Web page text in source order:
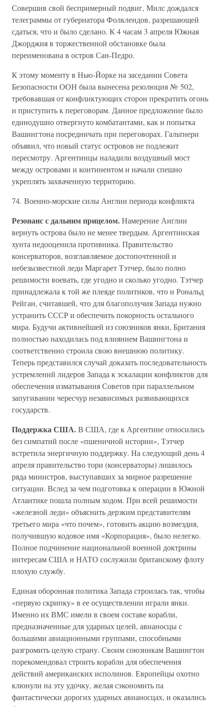
Совершив свой беспримерный подвиг, Милс дождался
телеграммы от губернатора Фолклендов, разрешающей
сдаться, что и было сделано. К 4 часам 3 апреля Южная
Джорджия в торжественной обстановке была
переименована в остров Сан-Педро.
К этому моменту в Нью-Йорке на заседании Совета
Безопасности ООН была вынесена резолюция № 502,
требовавшая от конфликтующих сторон прекратить огонь
и приступить к переговорам. Данное предложение было
единодушно отвергнуто комбатантами, как и попытка
Вашингтона посредничать при переговорах. Гальтиери
объявил, что новый статус островов не подлежит
пересмотру. Аргентинцы наладили воздушный мост
между островами и континентом и начали спешно
укреплять захваченную территорию.
74. Военно-морские силы Англии периода конфликта
Резонанс с дальним прицелом.Намерение Англии
вернуть острова было не менее твердым. Аргентинская
хунта недооценила противника. Правительство
консерваторов, возглавляемое достопочтенной и
небезызвестной леди Маргарет Тэтчер, было полно
решимости воевать, где угодно и сколько угодно. Тэтчер
принадлежала к той же плеяде политиков, что и Рональд
Рейган, считавшей, что для благополучия Запада нужно
устранить СССР и обеспечить покорность остального
мира. Будучи активнейшей из союзников янки, Британия
полностью находилась под влиянием Вашингтона и
соответственно строила свою внешнюю политику.
Теперь представился случай доказать последовательность
устремлений лидеров Запада к эскалации конфликтов для
обеспечения изматывания Советов при параллельном
запугивании чересчур независимых развивающихся
государств.
Поддержка США.В США, где к Аргентине относились
без симпатий после «пшеничной истории», Тэтчер
встретила энергичную поддержку. На следующий день 4
апреля правительство тори (консерваторы) лишилось
ряда министров, выступавших за мирное разрешение
ситуации. Вслед за чем подготовка к операции в Южной
Атлантике пошла полным ходом. При всей решимости
«железной леди» объяснить дерзким представителям
третьего мира «что почем», готовить акцию возмездия,
получившую кодовое имя «Корпорация», было нелегко.
Полное подчинение национальной военной доктрины
интересам США и НАТО сослужили британскому флоту
плохую службу.
Единая оборонная политика Запада строилась так, чтобы
«первую скрипку» в ее осуществлении играли янки.
Именно их ВМС имели в своем составе корабли,
предназначенные для ударных целей, авианосцы с
большими авиационными группами, способными
разгромить целую страну. Своим союзникам Вашингтон
порекомендовал строить корабли для обеспечения
действий американских исполинов. Европейцы охотно
клюнули на эту удочку, желая сэкономить па
фантастически дорогих ударных авианосцах, и оказались